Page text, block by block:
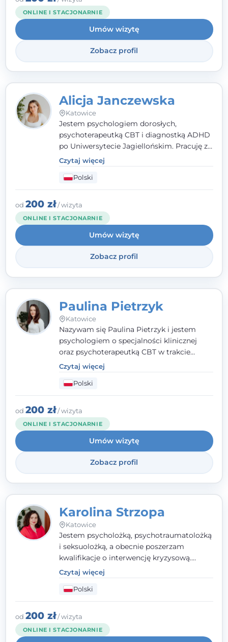
ONLINE I STACJONARNIE
Umów wizytę
Zobacz profil
Alicja Janczewska
Katowice
Jestem psychologiem dorosłych,
psychoterapeutką CBT i diagnostką ADHD
po Uniwersytecie Jagiellońskim. Pracuję z
dorosłymi, młodzieżą i dziećmi, opierając
pomoc na zrozumieniu indywidualnych
potrzeb i więzi zbudowanej na zaufaniu.
Terapia to dla mnie bezpieczne miejsce, w
którym poczujesz się wysłuchany i
zrozumiany.
Czytaj więcej
Polski
od 200 zł/ wizyta
ONLINE I STACJONARNIE
Umów wizytę
Zobacz profil
Paulina Pietrzyk
Katowice
Nazywam się Paulina Pietrzyk i jestem
psychologiem o specjalności klinicznej
oraz psychoterapeutką CBT w trakcie
szkolenia. Pracuję z dorosłymi, którzy
szukają wsparcia w trudnych momentach -
w obliczu lęku, przewlekłego stresu,
natłoku myśli, obniżonego nastroju,
wypalenia czy kryzysu, a także po prostu
chcą lepiej poznać siebie.
Czytaj więcej
Polski
od 200 zł/ wizyta
ONLINE I STACJONARNIE
Umów wizytę
Zobacz profil
Karolina Strzopa
Katowice
Jestem psycholożką, psychotraumatolożką
i seksuolożką, a obecnie poszerzam
kwalifikacje o interwencję kryzysową.
Pracuję w nurcie terapii trzeciej fali, łącząc
metody o potwierdzonej skuteczności.
Towarzyszę młodzieży, dorosłym i parom w
radzeniu sobie z bolesnymi
doświadczeniami tak, by mogli żyć pełniej.
Czytaj więcej
Polski
od 200 zł/ wizyta
ONLINE I STACJONARNIE